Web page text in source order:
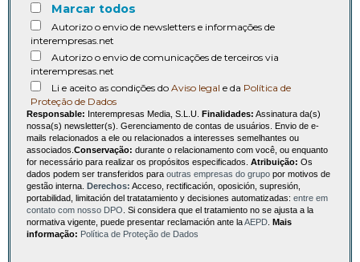
Marcar todos
Autorizo o envio de newsletters e informações de
interempresas.net
Autorizo o envio de comunicações de terceiros via
interempresas.net
Li e aceito as condições do Aviso legal e da Política de
Proteção de Dados
Responsable: Interempresas Media, S.L.U. Finalidades: Assinatura da(s)
nossa(s) newsletter(s). Gerenciamento de contas de usuários. Envio de e-
mails relacionados a ele ou relacionados a interesses semelhantes ou
associados. Conservação: durante o relacionamento com você, ou enquanto
for necessário para realizar os propósitos especificados. Atribuição: Os
dados podem ser transferidos para outras empresas do grupo por motivos de
gestão interna. Derechos: Acceso, rectificación, oposición, supresión,
portabilidad, limitación del tratatamiento y decisiones automatizadas: entre em
contato com nosso DPO . Si considera que el tratamiento no se ajusta a la
normativa vigente, puede presentar reclamación ante laAEPD Mais
informação: Política de Proteção de Dados